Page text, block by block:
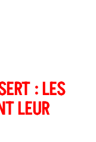
: LES
LEUR